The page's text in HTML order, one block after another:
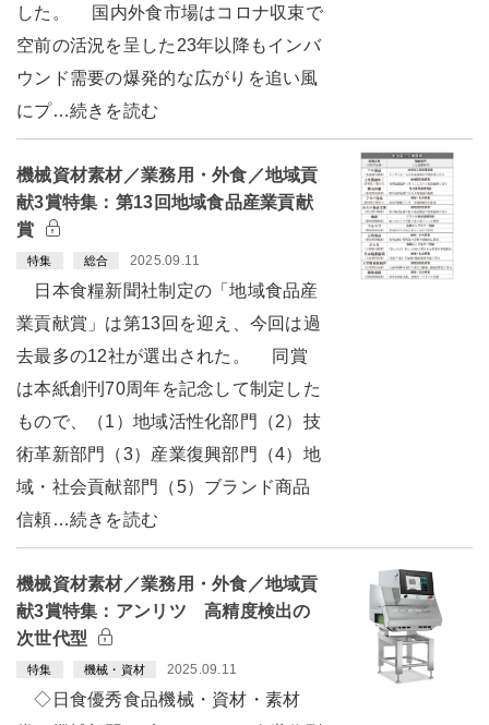
した。 国内外食市場はコロナ収束で
空前の活況を呈した23年以降もインバ
ウンド需要の爆発的な広がりを追い風
にプ…続きを読む
機械資材素材／業務用・外食／地域貢
献3賞特集：第13回地域食品産業貢献
賞
特集 総合 2025.09.11
日本食糧新聞社制定の「地域食品産
業貢献賞」は第13回を迎え、今回は過
去最多の12社が選出された。 同賞
は本紙創刊70周年を記念して制定した
もので、（1）地域活性化部門（2）技
術革新部門（3）産業復興部門（4）地
域・社会貢献部門（5）ブランド商品
信頼…続きを読む
機械資材素材／業務用・外食／地域貢
献3賞特集：アンリツ 高精度検出の
次世代型
特集 機械・資材 2025.09.11
◇日食優秀食品機械・資材・素材